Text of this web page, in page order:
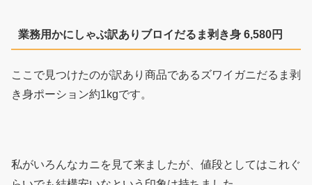
業務用かにしゃぶ訳ありブロイだるま剥き身 6,580円
ここで見つけたのが訳あり商品であるズワイガニだるま剥
き身ポーション約1kgです。
私がいろんなカニを見て来ましたが、値段としてはこれぐ